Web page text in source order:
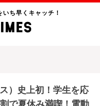
ち早くキャッチ！
）史上初！学生を応
で夏休み満喫！電動